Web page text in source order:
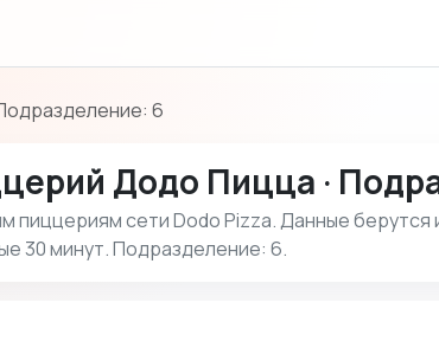
6
Додо Пицца ·
пиццериям сети Dodo Pizza. Данные берутся
30 минут. Подразделение: 6.